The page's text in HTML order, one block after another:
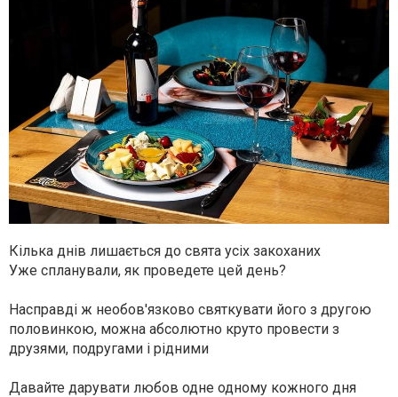
Кілька днів лишається до свята усіх закоханих
Уже спланували, як проведете цей день?
Насправді ж необов'язково святкувати його з другою
половинкою, можна абсолютно круто провести з
друзями, подругами і рідними
Давайте дарувати любов одне одному кожного дня